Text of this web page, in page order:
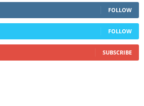
FOLLOW
FOLLOW
SUBSCRIBE